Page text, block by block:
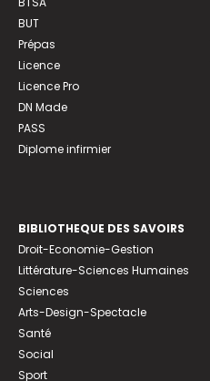
BUT
Prépas
Licence
Licence Pro
DN Made
PASS
Diplome infirmier
BIBLIOTHEQUE DES SAVOIRS
Droit-Economie-Gestion
Littérature-Sciences Humaines
Sciences
Arts-Design-Spectacle
Santé
Social
Sport